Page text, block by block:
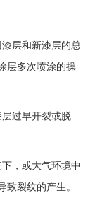
层和新漆层的总
层多次喷涂的操
过早开裂或脱
，或大气环境中
致裂纹的产生。